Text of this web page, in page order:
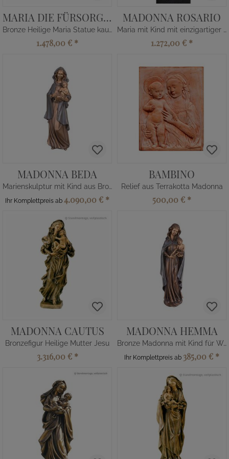
MARIA DIE FÜRSORGLICHE
Bronze Heilige Maria Statue kaufen
1.478,00 € *
MADONNA ROSARIO
Maria mit Kind mit einzigartiger Patina
1.272,00 € *
MADONNA BEDA
Marienskulptur mit Kind aus Bronze
Ihr Komplettpreis ab 4.090,00 € *
BAMBINO
Relief aus Terrakotta Madonna
500,00 € *
MADONNA CAUTUS
Bronzefigur Heilige Mutter Jesu
3.316,00 € *
MADONNA HEMMA
Bronze Madonna mit Kind für Wand
Ihr Komplettpreis ab 385,00 € *